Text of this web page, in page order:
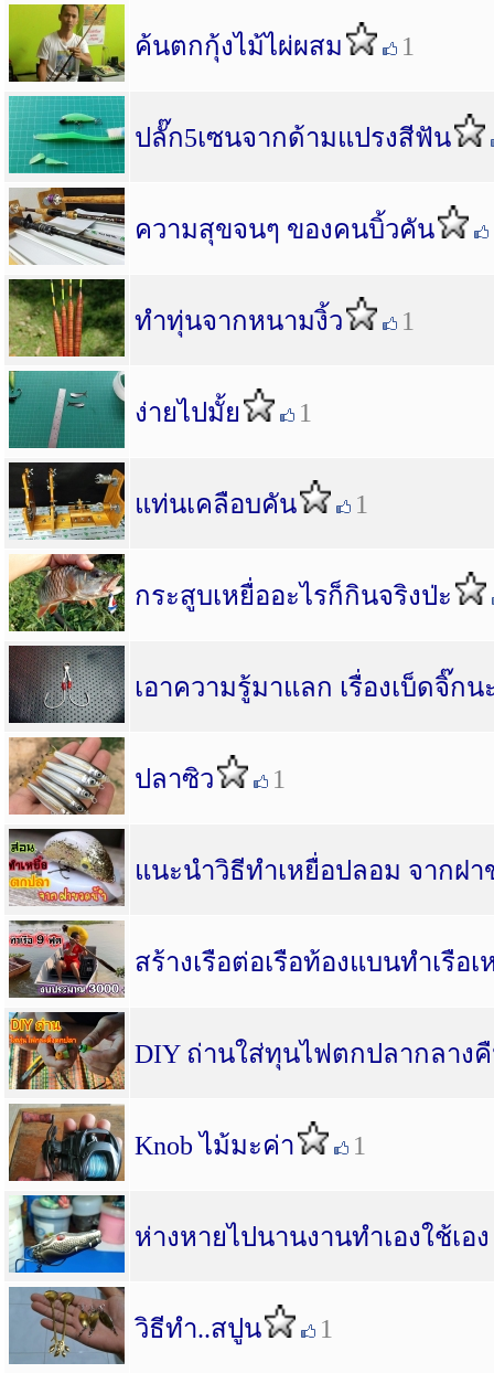
ค้นตกกุ้งไม้ไผ่ผสม 1
ปลั๊ก5เซนจากด้ามแปรงสีฟัน
ความสุขจนๆ ของคนบิ้วคัน
ทำทุ่นจากหนามงิ้ว 1
ง่ายไปมั้ย 1
แท่นเคลือบคัน 1
กระสูบเหยื่ออะไรก็กินจริงป่ะ
เอาความรู้มาแลก เรื่องเบ็ดจิ๊กน
ปลาซิว 1
แนะนำวิธีทำเหยื่อปลอม จากฝ
สร้างเรือต่อเรือท้องแบนทำเรือเ
DIY ถ่านใส่ทุนไฟตกปลากลาง
Knob ไม้มะค่า 1
ห่างหายไปนานงานทำเองใช้เอ
วิธีทำ..สปูน 1